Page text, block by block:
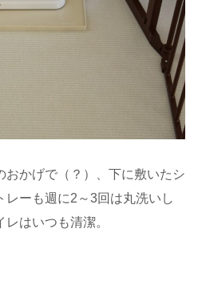
おかげで（？）、下に敷いたシ
レーも週に2～3回は丸洗いし
はいつも清潔。